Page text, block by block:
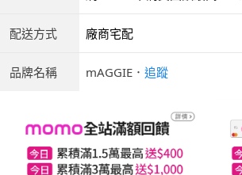
配送方式 廠商宅配
品牌名稱 mAGGIE ． 追蹤